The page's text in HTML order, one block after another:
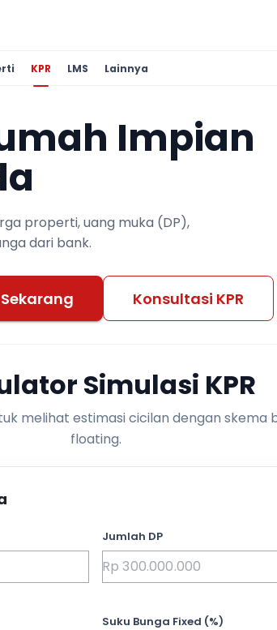
KPR LMS Lainnya
Impian
properti, uang muka (DP),
dari bank.
Konsultasi KPR
Simulasi KPR
melihat estimasi cicilan dengan skema
floating.
Jumlah DP
Suku Bunga Fixed (%)